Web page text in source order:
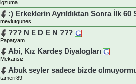
igzuma
:) Erkeklerin Ayrıldıktan Sonra İlk 60
mevlutgunes
??? N E D E N ???
Papatyam
Abi, Kız Kardeş Diyalogları
Mekansiz
Abuk seyler sadece bizde
tamerr89